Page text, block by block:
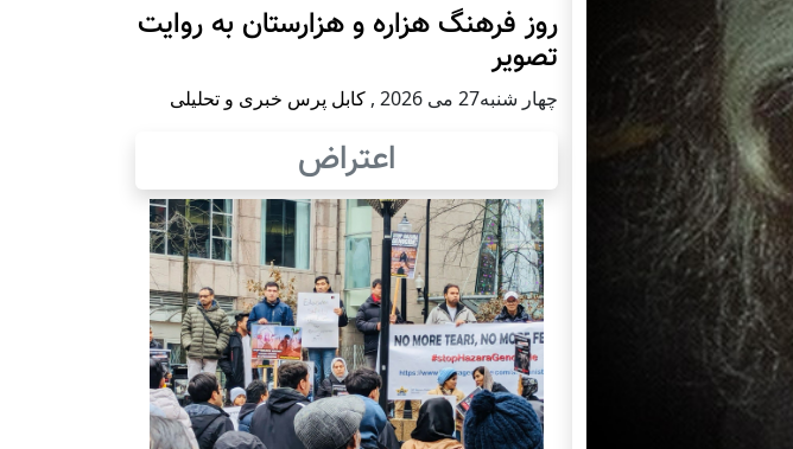
روز فرهنگ هزاره و هزارستان به روایت
تصویر
چهار شنبه27 می 2026 , کابل پرس خبری و تحلیلی
اعتراض